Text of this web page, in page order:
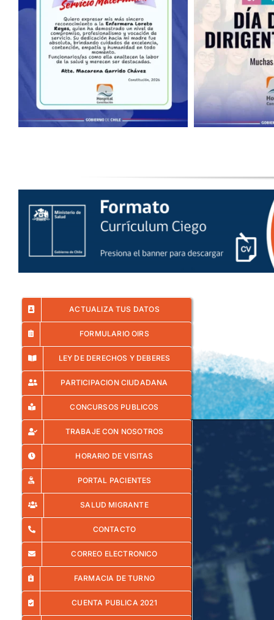
ACTUALIZA TUS DATOS
FORMULARIO OIRS
LEY DE DERECHOS Y DEBERES
PARTICIPACION CIUDADANA
CONCURSOS PUBLICOS
TRABAJE CON NOSOTROS
HORARIO DE VISITAS
PORTAL PACIENTES
SALUD MIGRANTE
CONTACTO
CORREO ELECTRONICO
FARMACIA DE TURNO
CUENTA PUBLICA 2021